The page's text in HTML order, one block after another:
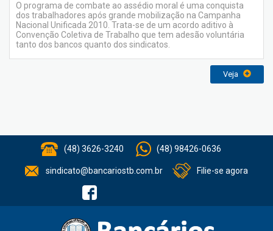
O programa de combate ao assédio moral é uma conquista
dos trabalhadores após grande mobilização na Campanha
Nacional Unificada 2010. Trata-se de um acordo aditivo à
Convenção Coletiva de Trabalho que tem adesão voluntária
tanto dos bancos quanto dos sindicatos.
Veja
(48) 3626-3240 (48) 98426-0636
sindicato@bancariostb.com.br Filie-se agora